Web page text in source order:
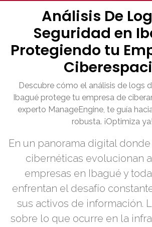
Análisis De
Seguridad en
Protegiendo tu
Descubre cómo el análisis de logs
Ibagué protege tu empresa de
experto ManageEngine, te guía
robusta. ¡Optimiza ya!
En un panorama digital
cibernéticas evolucionan
empresas en Ibagué y
enfrentan el desafío
sus activos de información.
sobre lo que ocurre en la